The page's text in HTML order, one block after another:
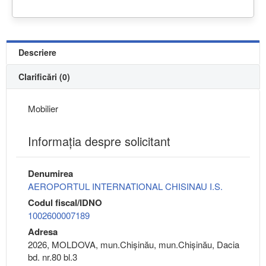
Descriere
Clarificări (0)
Mobilier
Informaţia despre solicitant
Denumirea
AEROPORTUL INTERNATIONAL CHISINAU I.S.
Codul fiscal/IDNO
1002600007189
Adresa
2026, MOLDOVA, mun.Chişinău, mun.Chişinău, Dacia
bd. nr.80 bl.3